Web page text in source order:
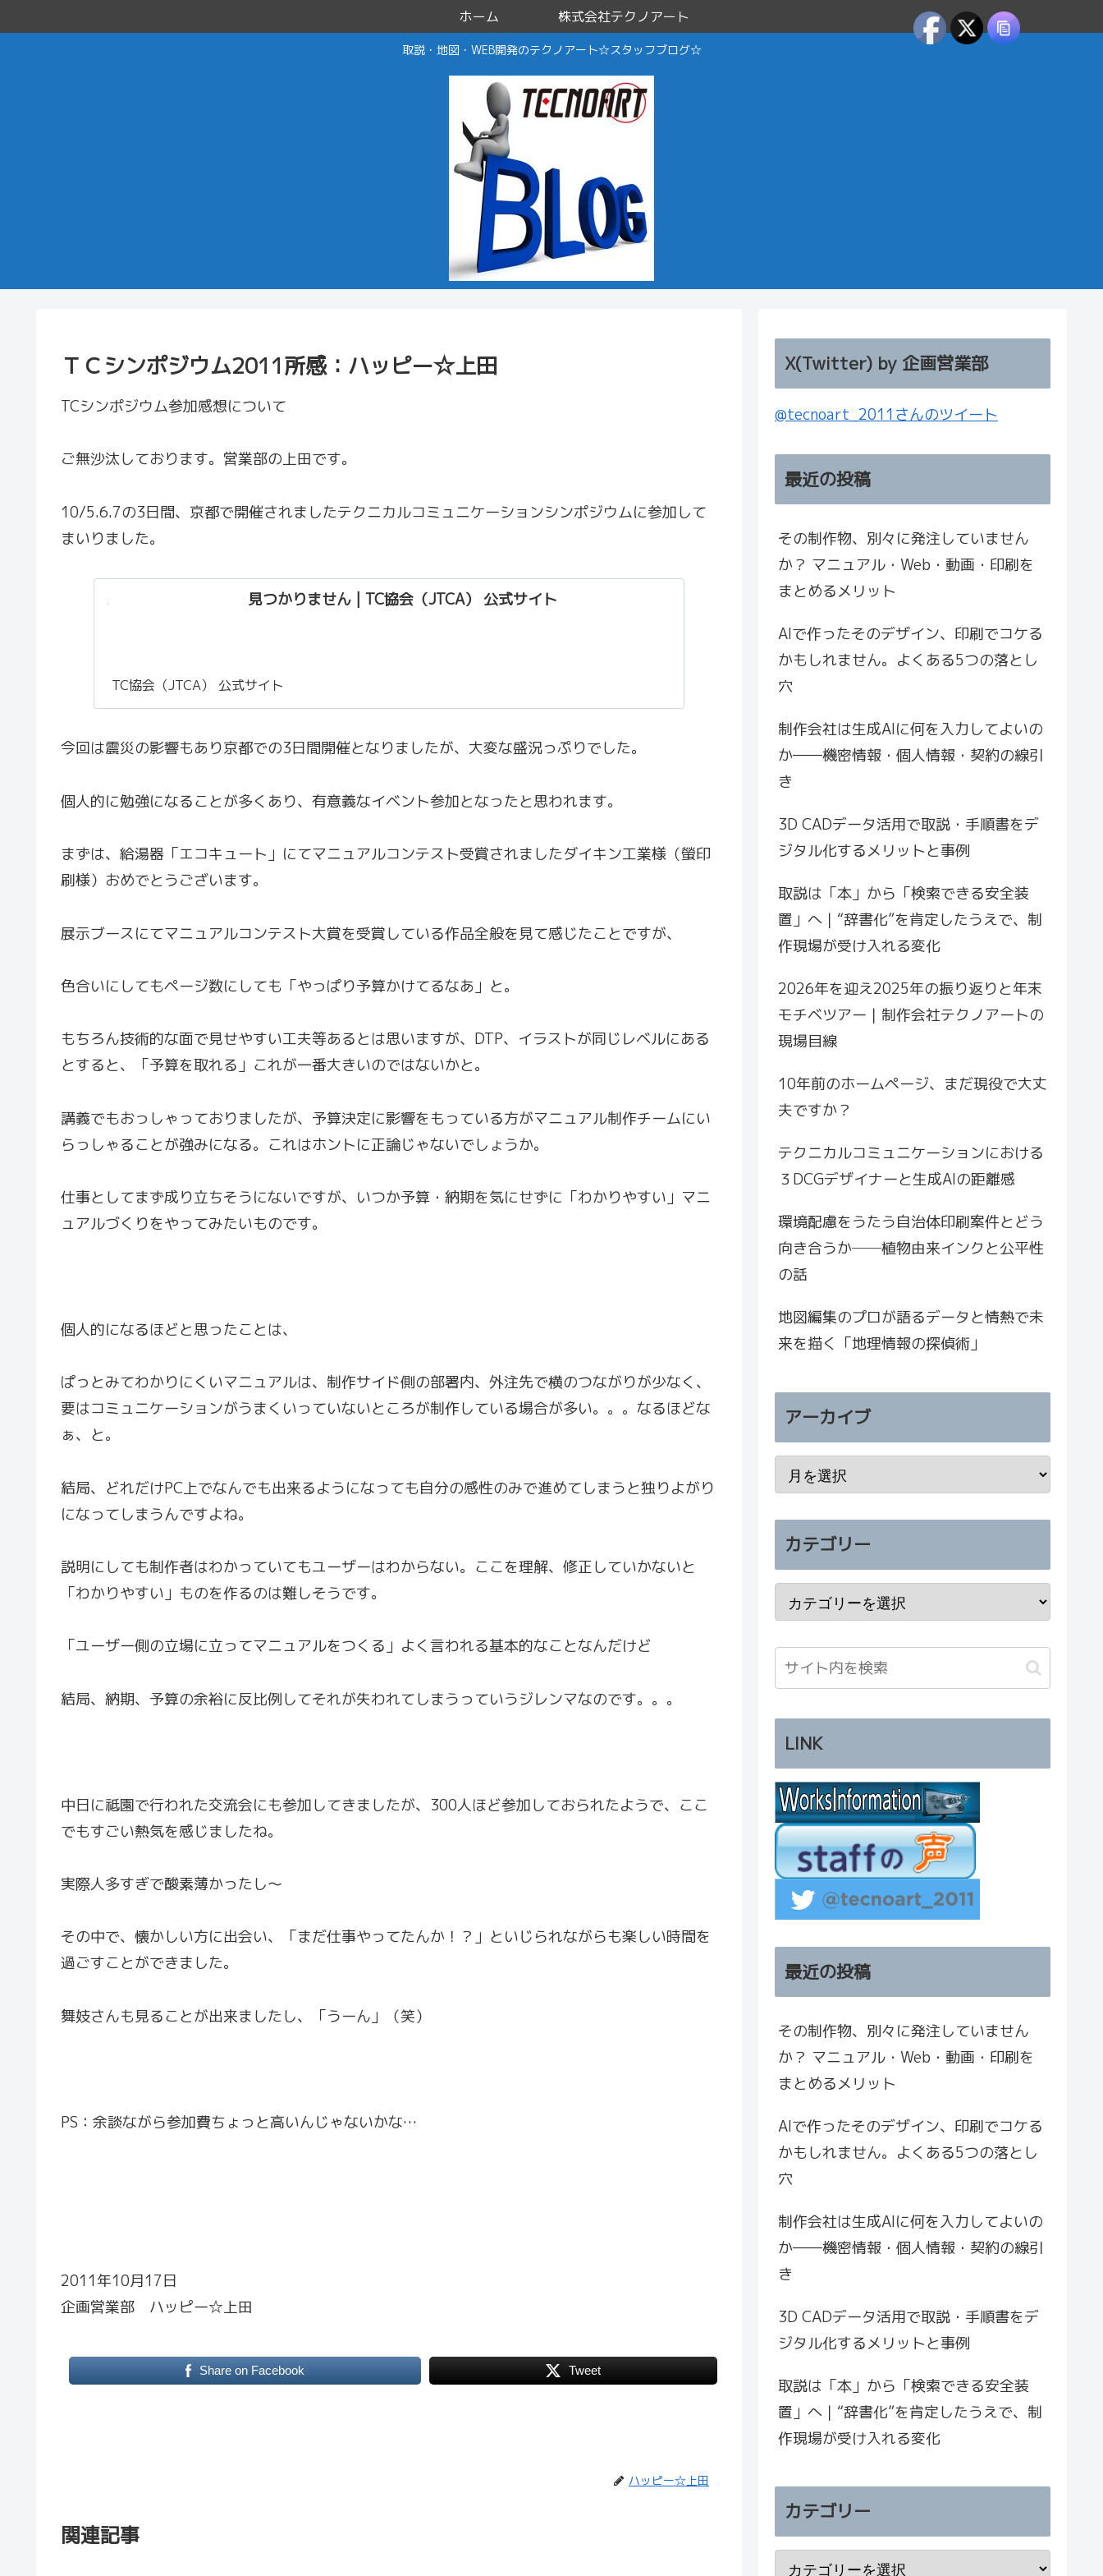
取説・地図・WEB開発のテクノアート☆スタッフブログ☆
ホーム 株式会社テクノアート
ＴＣシンポジウム2011所感：ハッピー☆上田
TCシンポジウム参加感想について
ご無沙汰しております。営業部の上田です。
10/5.6.7の3日間、京都で開催されましたテクニカルコミュニケーションシンポジウムに参加して
まいりました。
見つかりません | TC協会（JTCA） 公式サイト
TC協会（JTCA） 公式サイト
今回は震災の影響もあり京都での3日間開催となりましたが、大変な盛況っぷりでした。
個人的に勉強になることが多くあり、有意義なイベント参加となったと思われます。
まずは、給湯器「エコキュート」にてマニュアルコンテスト受賞されましたダイキン工業様（螢印
刷様）おめでとうございます。
展示ブースにてマニュアルコンテスト大賞を受賞している作品全般を見て感じたことですが、
色合いにしてもページ数にしても「やっぱり予算かけてるなあ」と。
もちろん技術的な面で見せやすい工夫等あるとは思いますが、DTP、イラストが同じレベルにある
とすると、「予算を取れる」これが一番大きいのではないかと。
講義でもおっしゃっておりましたが、予算決定に影響をもっている方がマニュアル制作チームにい
らっしゃることが強みになる。これはホントに正論じゃないでしょうか。
仕事としてまず成り立ちそうにないですが、いつか予算・納期を気にせずに「わかりやすい」マニ
ュアルづくりをやってみたいものです。
個人的になるほどと思ったことは、
ぱっとみてわかりにくいマニュアルは、制作サイド側の部署内、外注先で横のつながりが少なく、
要はコミュニケーションがうまくいっていないところが制作している場合が多い。。。なるほどな
ぁ、と。
結局、どれだけPC上でなんでも出来るようになっても自分の感性のみで進めてしまうと独りよがり
になってしまうんですよね。
説明にしても制作者はわかっていてもユーザーはわからない。ここを理解、修正していかないと
「わかりやすい」ものを作るのは難しそうです。
「ユーザー側の立場に立ってマニュアルをつくる」よく言われる基本的なことなんだけど
結局、納期、予算の余裕に反比例してそれが失われてしまうっていうジレンマなのです。。。
中日に祗園で行われた交流会にも参加してきましたが、300人ほど参加しておられたようで、ここ
でもすごい熱気を感じましたね。
実際人多すぎで酸素薄かったし〜
その中で、懐かしい方に出会い、「まだ仕事やってたんか！？」といじられながらも楽しい時間を
過ごすことができました。
舞妓さんも見ることが出来ましたし、「うーん」（笑）
PS：余談ながら参加費ちょっと高いんじゃないかな…
2011年10月17日
企画営業部 ハッピー☆上田
Share on Facebook Tweet
ハッピー☆上田
関連記事
X(Twitter) by 企画営業部
@tecnoart_2011さんのツイート
最近の投稿
その制作物、別々に発注していません
か？ マニュアル・Web・動画・印刷を
まとめるメリット
AIで作ったそのデザイン、印刷でコケる
かもしれません。よくある5つの落とし
穴
制作会社は生成AIに何を入力してよいの
か――機密情報・個人情報・契約の線引
き
3D CADデータ活用で取説・手順書をデ
ジタル化するメリットと事例
取説は「本」から「検索できる安全装
置」へ｜“辞書化”を肯定したうえで、制
作現場が受け入れる変化
2026年を迎え2025年の振り返りと年末
モチベツアー｜制作会社テクノアートの
現場目線
10年前のホームページ、まだ現役で大丈
夫ですか？
テクニカルコミュニケーションにおける
３DCGデザイナーと生成AIの距離感
環境配慮をうたう自治体印刷案件とどう
向き合うか──植物由来インクと公平性
の話
地図編集のプロが語るデータと情熱で未
来を描く「地理情報の探偵術」
アーカイブ
カテゴリー
LINK
最近の投稿
その制作物、別々に発注していません
か？ マニュアル・Web・動画・印刷を
まとめるメリット
AIで作ったそのデザイン、印刷でコケる
かもしれません。よくある5つの落とし
穴
制作会社は生成AIに何を入力してよいの
か――機密情報・個人情報・契約の線引
き
3D CADデータ活用で取説・手順書をデ
ジタル化するメリットと事例
取説は「本」から「検索できる安全装
置」へ｜“辞書化”を肯定したうえで、制
作現場が受け入れる変化
カテゴリー